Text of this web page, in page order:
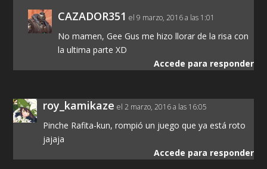
CAZADOR351 el 9 marzo, 2016 a las 1:01
No mamen, Gee Gus me hizo llorar de la risa con
la ultima parte XD
Accede para responder
roy_kamikaze el 2 marzo, 2016 a las 16:05
Pinche Rafita-kun, rompió un juego que ya está roto
jajaja
Accede para responder